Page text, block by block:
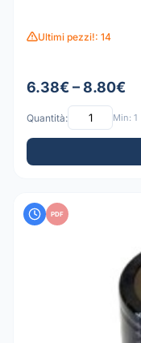
Ultimi pezzi!: 14
6.38€ – 8.80€
Quantità: Min: 1
PDF